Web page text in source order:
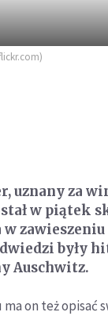
uznany za
w piątek
były
Auschwitz.
on też opisać